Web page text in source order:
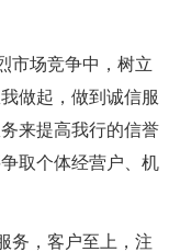
市场竞争中，树立
做起，做到诚信服
来提高我行的信誉
取个体经营户、机
务，客户至上，注